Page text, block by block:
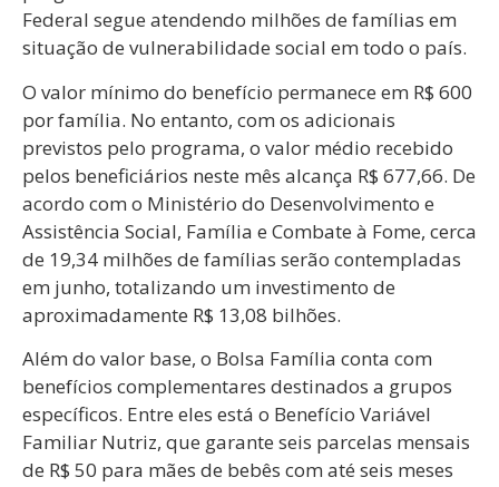
Federal segue atendendo milhões de famílias em
situação de vulnerabilidade social em todo o país.
O valor mínimo do benefício permanece em R$ 600
por família. No entanto, com os adicionais
previstos pelo programa, o valor médio recebido
pelos beneficiários neste mês alcança R$ 677,66. De
acordo com o Ministério do Desenvolvimento e
Assistência Social, Família e Combate à Fome, cerca
de 19,34 milhões de famílias serão contempladas
em junho, totalizando um investimento de
aproximadamente R$ 13,08 bilhões.
Além do valor base, o Bolsa Família conta com
benefícios complementares destinados a grupos
específicos. Entre eles está o Benefício Variável
Familiar Nutriz, que garante seis parcelas mensais
de R$ 50 para mães de bebês com até seis meses